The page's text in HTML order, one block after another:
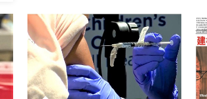
種
疫
苗
全
民
五